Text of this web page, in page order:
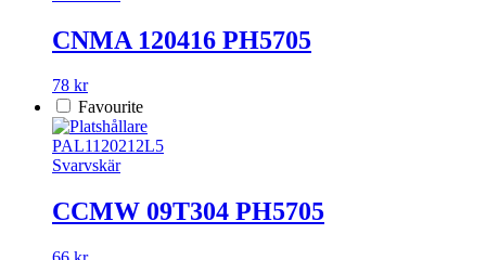
CNMA 120416 PH5705
78 kr
Favourite
PAL1120212L5
Svarvskär
CCMW 09T304 PH5705